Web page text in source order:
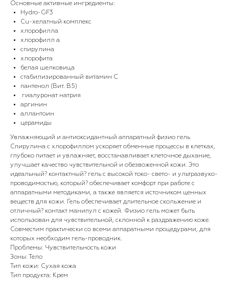
Основные активные ингредиенты:
Hydro-GF3
Cu-хелатный комплекс
хлорофилла
хлорофилл а
спирулина
хлорофита
белая шелковица
стабилизированный витамин С
пантенол (Вит. В5)
гиалуронат натрия
аргинин
аллантоин
церамиды
Увлажняющий и антиоксидантный аппаратный физио гель
Спирулина с хлорофиллом ускоряет обменные процессы в клетках,
глубоко питает и увлажняет, восстанавливает клеточное дыхание,
улучшает качество чувствительной и обезвоженной кожи. Это
идеальный? контактный? гель с высокой токо- свето- и ультразвуко-
проводимостью, который? обеспечивает комфорт при работе с
аппаратными методиками, а также является источником ценных
веществ для кожи. Гель обеспечивает длительное скольжение и
отличный? контакт манипул с кожей. Физио гель может быть
использован для чувствительной, склонной к раздражению коже.
Совместим практически со всеми аппаратными процедурами, для
которых необходим гель-проводник.
Проблемы: Чувствительность кожи
Зоны: Тело
Тип кожи: Сухая кожа
Тип продукта: Крем